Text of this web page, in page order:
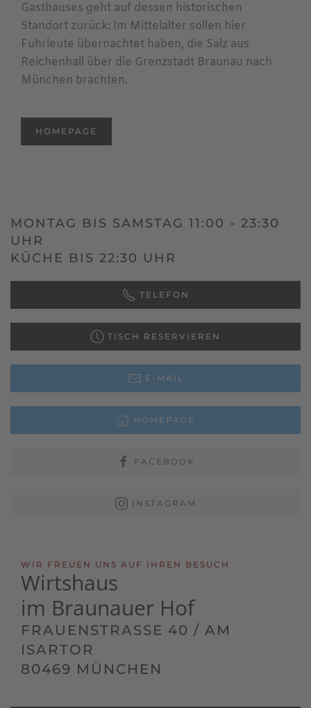
Gasthauses geht auf dessen historischen
Standort zurück: Im Mittelalter sollen hier
Fuhrleute übernachtet haben, die Salz aus
Reichenhall über die Grenzstadt Braunau nach
München brachten.
HOMEPAGE
MONTAG BIS SAMSTAG 11:00 - 23:30
UHR
KÜCHE BIS 22:30 UHR
TELEFON
TISCH RESERVIEREN
E-MAIL
HOMEPAGE
FACEBOOK
INSTAGRAM
WIR FREUEN UNS AUF IHREN BESUCH
Wirtshaus
im Braunauer Hof
FRAUENSTRASSE 40 / AM I
SARTOR
80469 MÜNCHEN